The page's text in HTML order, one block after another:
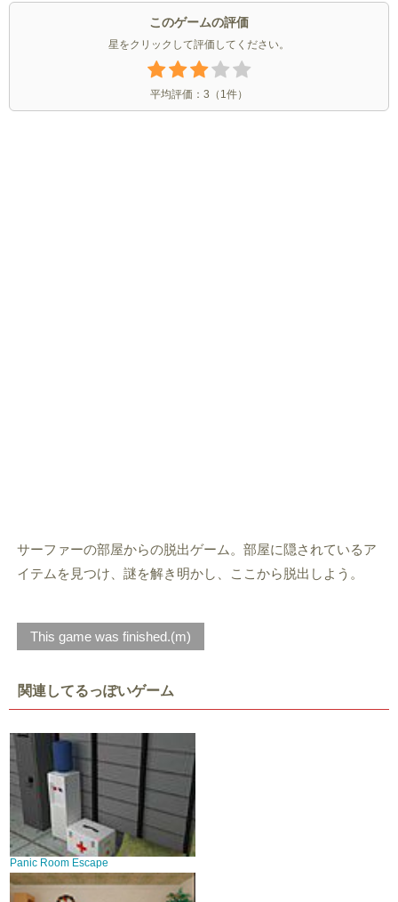
このゲームの評価
星をクリックして評価してください。
平均評価： 3 （ 1件）
サーファーの部屋からの脱出ゲーム。部屋に隠されているア
イテムを見つけ、謎を解き明かし、ここから脱出しよう。
This game was finished.(m)
関連してるっぽいゲーム
Panic Room Escape